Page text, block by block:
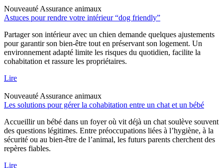
Nouveauté Assurance animaux
Astuces pour rendre votre intérieur “dog friendly”
Partager son intérieur avec un chien demande quelques ajustements
pour garantir son bien-être tout en préservant son logement. Un
environnement adapté limite les risques du quotidien, facilite la
cohabitation et rassure les propriétaires.
Lire
Nouveauté Assurance animaux
Les solutions pour gérer la cohabitation entre un chat et un bébé
Accueillir un bébé dans un foyer où vit déjà un chat soulève souvent
des questions légitimes. Entre préoccupations liées à l’hygiène, à la
sécurité ou au bien-être de l’animal, les futurs parents cherchent des
repères fiables.
Lire